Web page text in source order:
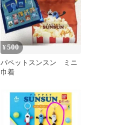
¥500
パペットスンスン ミニ
巾着